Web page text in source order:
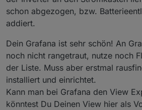
schon abgezogen, bzw.
addiert.
Dein Grafana ist sehr schön! An
noch nicht rangetraut, nutze noch
der Liste. Muss aber erstmal
installiert und einrichtet.
Kann man bei Grafana den View
könntest Du Deinen View hier als